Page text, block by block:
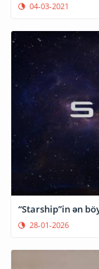
04-03-2021
“Starship”in ən
28-01-2026